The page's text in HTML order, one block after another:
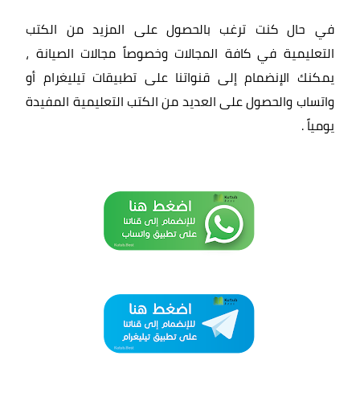
في حال كنت ترغب بالحصول على المزيد من الكتب
التعليمية في كافة المجالات وخصوصاً مجالات الصيانة ،
يمكنك الإنضمام إلى قنواتنا على تطبيقات تيليغرام أو
واتساب والحصول على العديد من الكتب التعليمية المفيدة
يومياً.